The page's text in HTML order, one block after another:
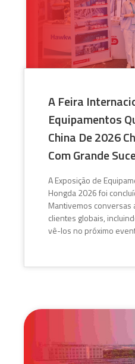
A Feira
Equipamentos
China De 2026
Com Grande
A Exposição de
Hongda 2026 foi
Mantivemos conversas
clientes globais,
vê-los no próximo